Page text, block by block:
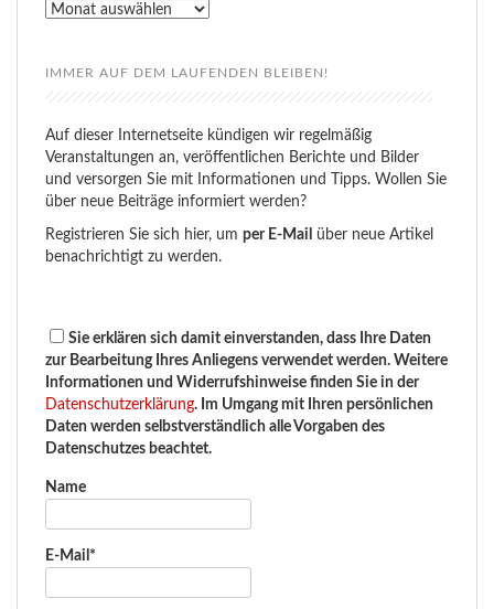
Rückblick
IMMER AUF DEM LAUFENDEN BLEIBEN!
Auf dieser Internetseite kündigen wir regelmäßig
Veranstaltungen an, veröffentlichen Berichte und Bilder
und versorgen Sie mit Informationen und Tipps. Wollen Sie
über neue Beiträge informiert werden?
Registrieren Sie sich hier, um per E-Mail
über neue Artikel
benachrichtigt zu werden.
Sie erklären sich damit einverstanden, dass Ihre Daten
zur Bearbeitung Ihres Anliegens verwendet werden. Weitere
Informationen und Widerrufshinweise finden Sie in der
Datenschutzerklärung. Im Umgang mit Ihren persönlichen
Daten werden selbstverständlich alle Vorgaben des
Datenschutzes beachtet.
Name
E-Mail*